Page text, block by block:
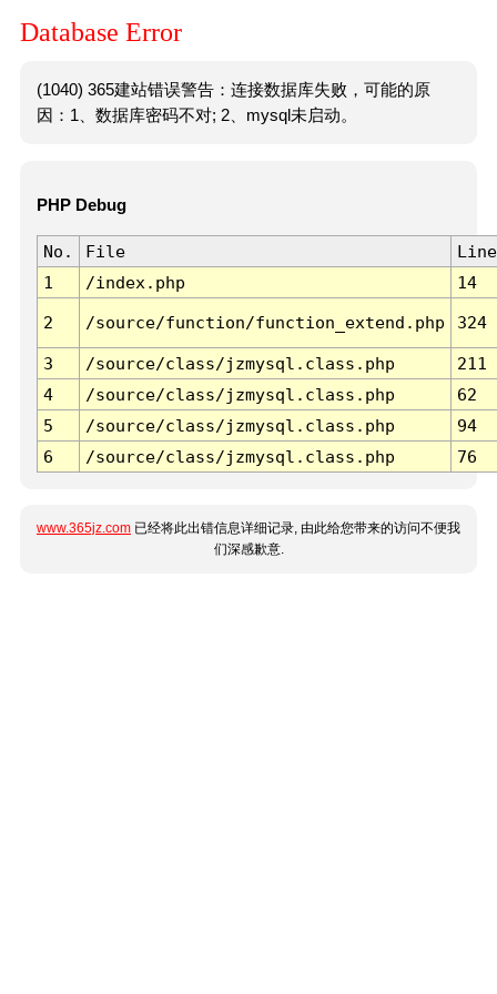
Database Error
(1040) 365建站错误警告：连接数据库失败，可能的原
因：1、数据库密码不对; 2、mysql未启动。
PHP Debug
No. File
Line
1
/index.php 14
2 /source/function/function_extend.php 324
3 /source/class/jzmysql.class.php
211
4
/source/class/jzmysql.class.php
62
5
/source/class/jzmysql.class.php
94
6
/source/class/jzmysql.class.php 76
www.365jz.com 已经将此出错信息详细记录, 由此给您带来的访问不便我
们深感歉意.